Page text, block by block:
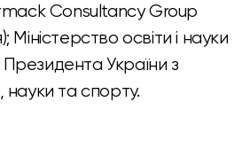
Consultancy Group
Міністерство освіти і науки
України з
науки та спорту.